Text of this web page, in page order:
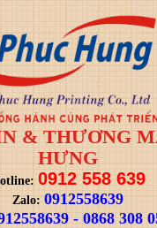
& THƯƠNG
HƯNG
0912 558 639
Zalo: 0912558639
-0868 308